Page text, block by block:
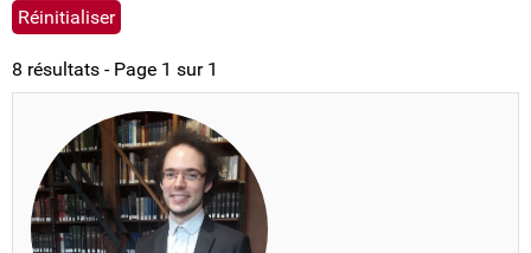
8 résultats - Page 1 sur 1